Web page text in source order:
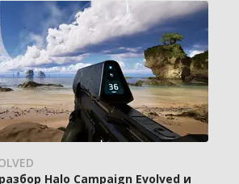
Halo Campaign Evolved и